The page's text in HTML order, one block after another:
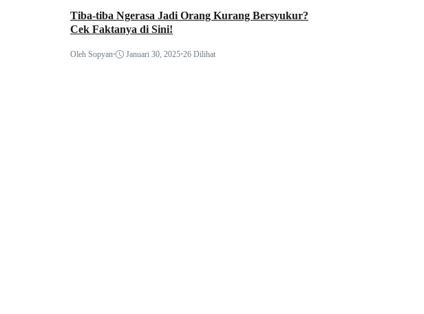
Tiba-tiba Ngerasa Jadi Orang Kurang Bersyukur?
Cek Faktanya di Sini!
Oleh Sopyan• Januari 30, 2025•26 Dilihat